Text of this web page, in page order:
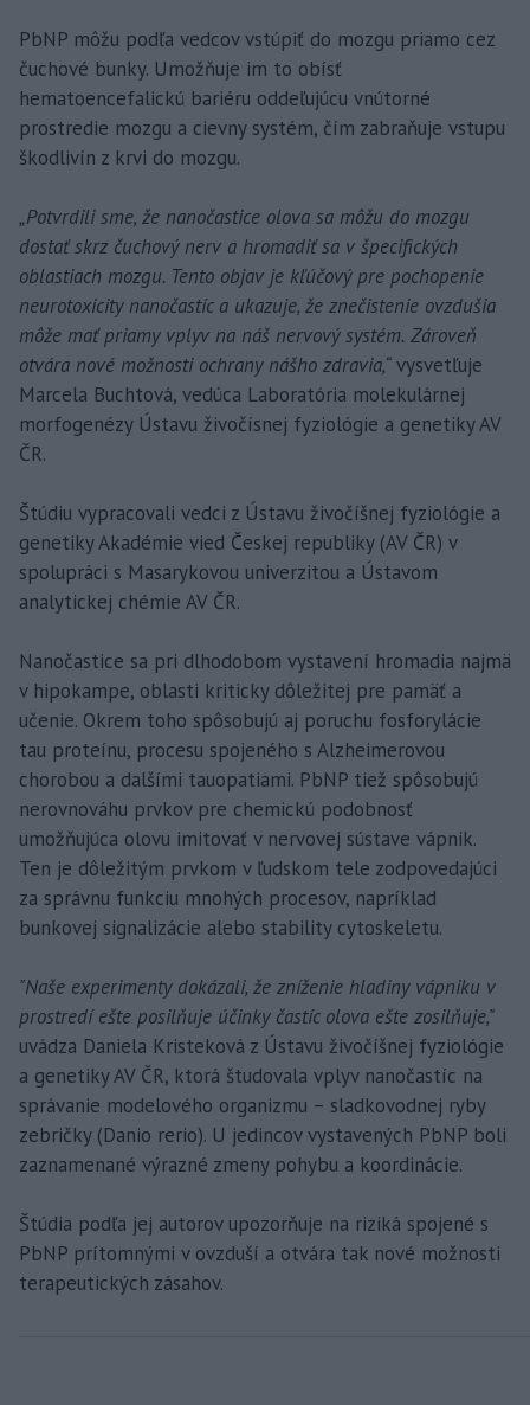
PbNP môžu podľa vedcov vstúpiť do mozgu priamo cez
čuchové bunky. Umožňuje im to obísť
hematoencefalickú bariéru oddeľujúcu vnútorné
prostredie mozgu a cievny systém, čím zabraňuje vstupu
škodlivín z krvi do mozgu.
„Potvrdili sme, že nanočastice olova sa môžu do mozgu
dostať skrz čuchový nerv a hromadiť sa v špecifických
oblastiach mozgu. Tento objav je kľúčový pre pochopenie
neurotoxicity nanočastíc a ukazuje, že znečistenie ovzdušia
môže mať priamy vplyv na náš nervový systém. Zároveň
otvára nové možnosti ochrany nášho zdravia,“vysvetľuje
Marcela Buchtová, vedúca Laboratória molekulárnej
morfogenézy Ústavu živočísnej fyziológie a genetiky AV
ČR.
Štúdiu vypracovali vedci z Ústavu živočíšnej fyziológie a
genetiky Akadémie vied Českej republiky (AV ČR) v
spolupráci s Masarykovou univerzitou a Ústavom
analytickej chémie AV ČR.
Nanočastice sa pri dlhodobom vystavení hromadia najmä
v hipokampe, oblasti kriticky dôležitej pre pamäť a
učenie. Okrem toho spôsobujú aj poruchu fosforylácie
tau proteínu, procesu spojeného s Alzheimerovou
chorobou a dalšími tauopatiami. PbNP tiež spôsobujú
nerovnováhu prvkov pre chemickú podobnosť
umožňujúca olovu imitovať v nervovej sústave vápnik.
Ten je dôležitým prvkom v ľudskom tele zodpovedajúci
za správnu funkciu mnohých procesov, napríklad
bunkovej signalizácie alebo stability cytoskeletu.
"Naše experimenty dokázali, že zníženie hladiny vápniku v
prostredí ešte posilňuje účinky častíc olova ešte zosilňuje,"
uvádza Daniela Kristeková z Ústavu živočíšnej fyziológie
a genetiky AV ČR, ktorá študovala vplyv nanočastíc na
správanie modelového organizmu – sladkovodnej ryby
zebričky (Danio rerio). U jedincov vystavených PbNP boli
zaznamenané výrazné zmeny pohybu a koordinácie.
Štúdia podľa jej autorov upozorňuje na riziká spojené s
PbNP prítomnými v ovzduší a otvára tak nové možnosti
terapeutických zásahov.